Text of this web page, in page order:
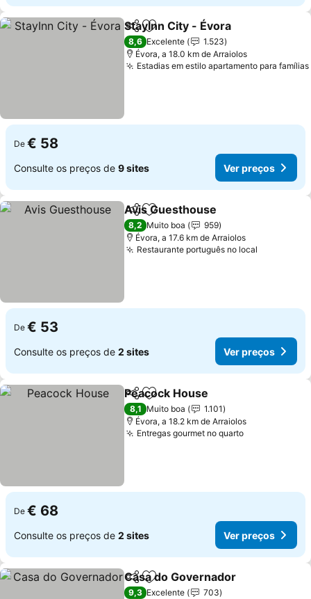
PartilharAdicionar aos favoritos
StayInn City - Évora
8,6 Excelente
1.523
Évora, a 18.0 km de Arraiolos
Estadias em estilo apartamento para famílias
De € 58
Consulte os preços de 9 sites Ver preços
PartilharAdicionar aos favoritos
Avis Guesthouse
8,2 Muito boa
959
Évora, a 17.6 km de Arraiolos
Restaurante português no local
De € 53
Consulte os preços de 2 sites Ver preços
PartilharAdicionar aos favoritos
Peacock House
8,1 Muito boa
1.101
Évora, a 18.2 km de Arraiolos
Entregas gourmet no quartoVer preços
De € 68
Consulte os preços de 2 sites Ver preços
PartilharAdicionar aos favoritos
Casa do Governador
9,3 Excelente
703